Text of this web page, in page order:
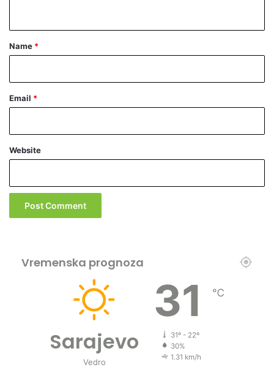
*
Name *
Email *
Website
Vremenska prognoza
Sarajevo
Vedro
31 ℃
31º - 22º
30%
1.31 km/h